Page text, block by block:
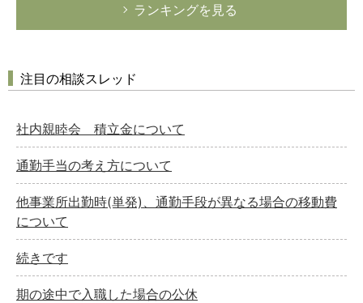
ランキングを見る
注目の相談スレッド
社内親睦会 積立金について
通勤手当の考え方について
他事業所出勤時(単発)、通勤手段が異なる場合の移動費
について
続きです
期の途中で入職した場合の公休